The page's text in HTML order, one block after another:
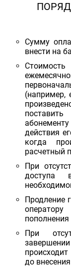
Сумму
внести на
(например,
действия
когда
расчетный
При
доступа
Продление
При
до